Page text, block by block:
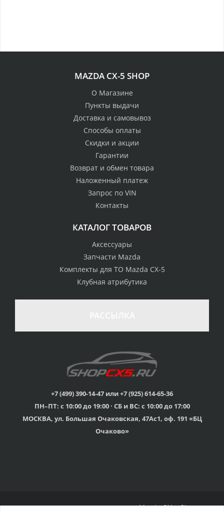
стоимости
товаром
Гарантия качества
Вы можете выбрать
наиболее удобный
для Вас
Профессиональная
консультация
мы знаем о Mazda CX-
Скидки
членам клуба и
обладателям клубных
Оперативная доставка
MAZDA CX-5 SHOP
О Магазине
Пункты выдачи
Доставка и самовывоз
Способы оплаты
Скидки и акции
Гарантии
Возврат и обмен товара
Наложенный платеж
Запрос по VIN
Контакты
КАТАЛОГ ТОВАРОВ
Аксессуары
Запчасти Mazda
Комплекты для ТО Mazda CX-5
Клубная атрибутика
+7 (499) 390-14-47 или +7 (925) 614-65-36
ПН–ПТ: с 10:00 до 19:00 · СБ и ВС: с 10:00 до 17:00
МОСКВА, ул. Большая Очаковская, 47Ас1, оф. 191 «БЦ
Очаково»
© 2015г-2025г., Клубный магазин Mazda CX-5 Shop